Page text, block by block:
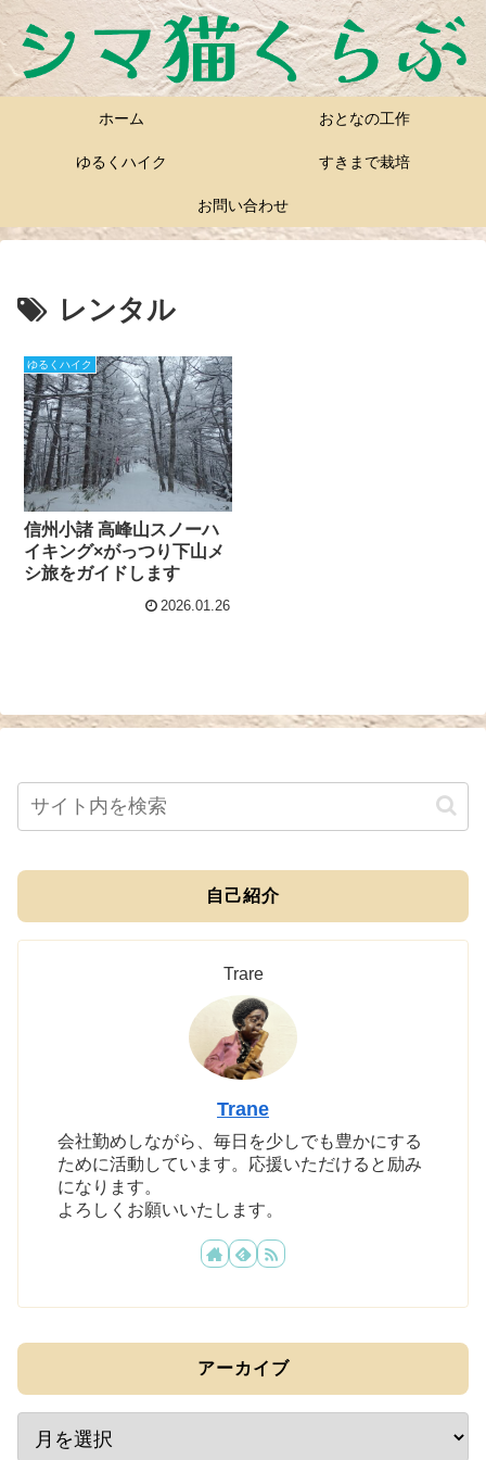
ホーム おとなの工作
ゆるくハイク すきまで栽培
お問い合わせ
レンタル
ゆるくハイク
信州小諸 高峰山スノーハ
イキング×がっつり下山メ
シ旅をガイドします
2026.01.26
自己紹介
Trare
Trane
会社勤めしながら、毎日を少しでも豊かにする
ために活動しています。応援いただけると励み
になります。
よろしくお願いいたします。
アーカイブ